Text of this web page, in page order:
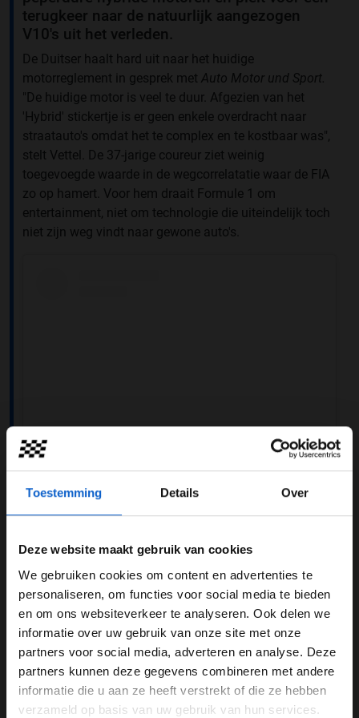
Toestemming Details Over
Deze website maakt gebruik van cookies
We gebruiken cookies om content en advertenties te
personaliseren, om functies voor social media te bieden
en om ons websiteverkeer te analyseren. Ook delen we
informatie over uw gebruik van onze site met onze
partners voor social media, adverteren en analyse. Deze
partners kunnen deze gegevens combineren met andere
informatie die u aan ze heeft verstrekt of die ze hebben
verzameld op basis van uw gebruik van hun services.
terugkeer naar de natuurlijk aangezogen
V10's uit het verleden.
De Duitser haalt hard uit naar het huidige
motorreglement in gesprek met Auto Motor und Sport.
"De huidige motor is veel te duur. Afgezien van het
'Hybrid' stickertje is er geen enkele overdracht naar
straatauto's omdat het te complex en te kostbaar was",
stelt Vettel. De 37-jarige coureur ziet weinig
toegevoegde waarde in de wegcorrelatatie waar de FIA
zo op hamert. Voor hem draait Formule 1 om
entertainment, niet om technologie die uiteindelijk toch
niet zijn weg vindt naar gewone auto's.
Dit bericht op Instagram bekijken
WELKOM BIJ GRAND PRIX RADIO
Ben je 24 jaar of ouder?
Pas je advertentie instellingen aan en klik hieronder om
door te gaan naar de website!